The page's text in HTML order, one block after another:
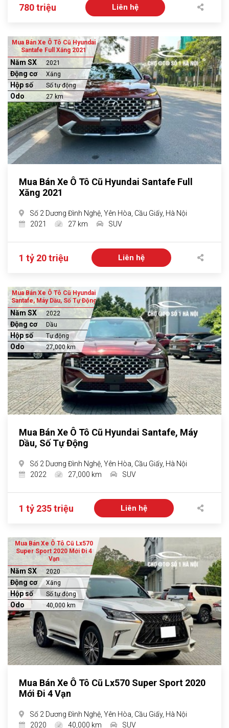
780 triệu Liên hệ
Mua Bán Xe Ô Tô Cũ Hyundai
Santafe Full Xăng 2021
Năm SX 2021
Động cơ Xăng
Hộp số Số tự động
Odo 27 km
Mua Bán Xe Ô Tô Cũ Hyundai Santafe Full
Xăng 2021
Số 2 Dương Đình Nghệ, Yên Hòa, Cầu Giấy, Hà Nội
2021
27 km SUV
1 tỷ 20 triệu Liên hệ
Mua Bán Xe Ô Tô Cũ Hyundai
Santafe, Máy Dầu, Số Tự Động
Năm SX 2022
Động cơ Dầu
Hộp số Tự động
Odo 27,000 km
Mua Bán Xe Ô Tô Cũ Hyundai Santafe, Máy
Dầu, Số Tự Động
Số 2 Dương Đình Nghệ, Yên Hòa, Cầu Giấy, Hà Nội
2022
27,000 km SUV
1 tỷ 235 triệu Liên hệ
Mua Bán Xe Ô Tô Cũ Lx570
Super Sport 2020 Mới Đi 4
Vạn
Năm SX 2020
Động cơ Xăng
Hộp số Số tự động
Odo 40,000 km
Mua Bán Xe Ô Tô Cũ Lx570 Super Sport 2020
Mới Đi 4 Vạn
Số 2 Dương Đình Nghệ, Yên Hòa, Cầu Giấy, Hà Nội
2020
40,000 km SUV